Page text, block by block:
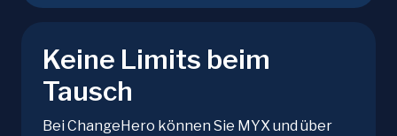
Keine Limits beim
Tausch
Bei ChangeHero können Sie MYX und über